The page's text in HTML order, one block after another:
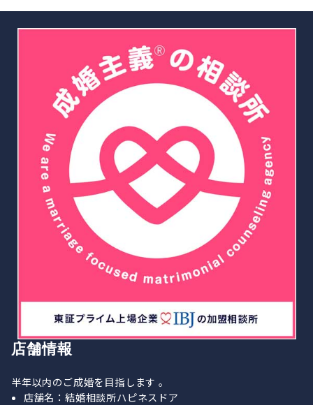
店舗情報
半年以内のご成婚を目指します 。
店舗名：結婚相談所ハピネスドア